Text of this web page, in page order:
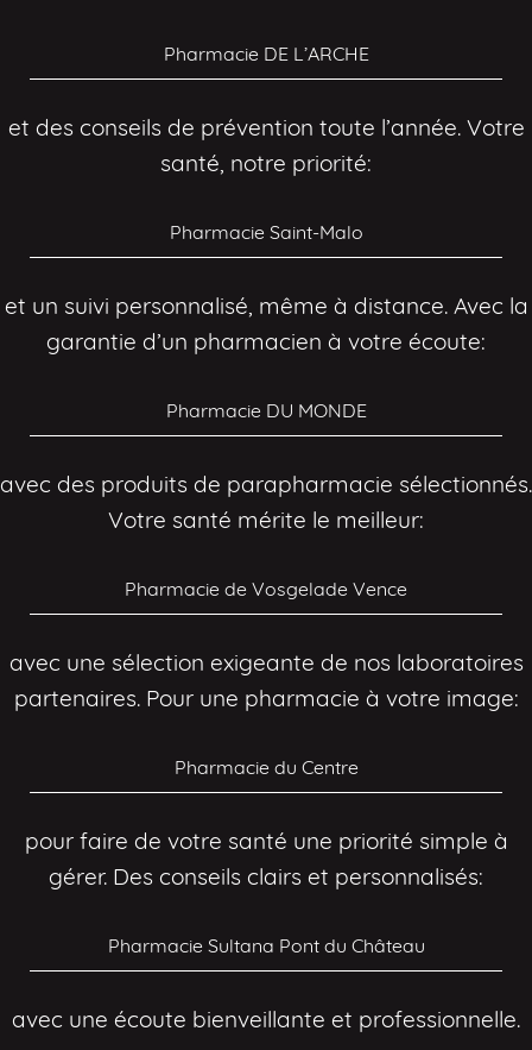
Pharmacie DE L’ARCHE
et des conseils de prévention toute l’année. Votre
santé, notre priorité:
Pharmacie Saint-Malo
et un suivi personnalisé, même à distance. Avec la
garantie d’un pharmacien à votre écoute:
Pharmacie DU MONDE
avec des produits de parapharmacie sélectionnés.
Votre santé mérite le meilleur:
Pharmacie de Vosgelade Vence
avec une sélection exigeante de nos laboratoires
partenaires. Pour une pharmacie à votre image:
Pharmacie du Centre
pour faire de votre santé une priorité simple à
gérer. Des conseils clairs et personnalisés:
Pharmacie Sultana Pont du Château
avec une écoute bienveillante et professionnelle.